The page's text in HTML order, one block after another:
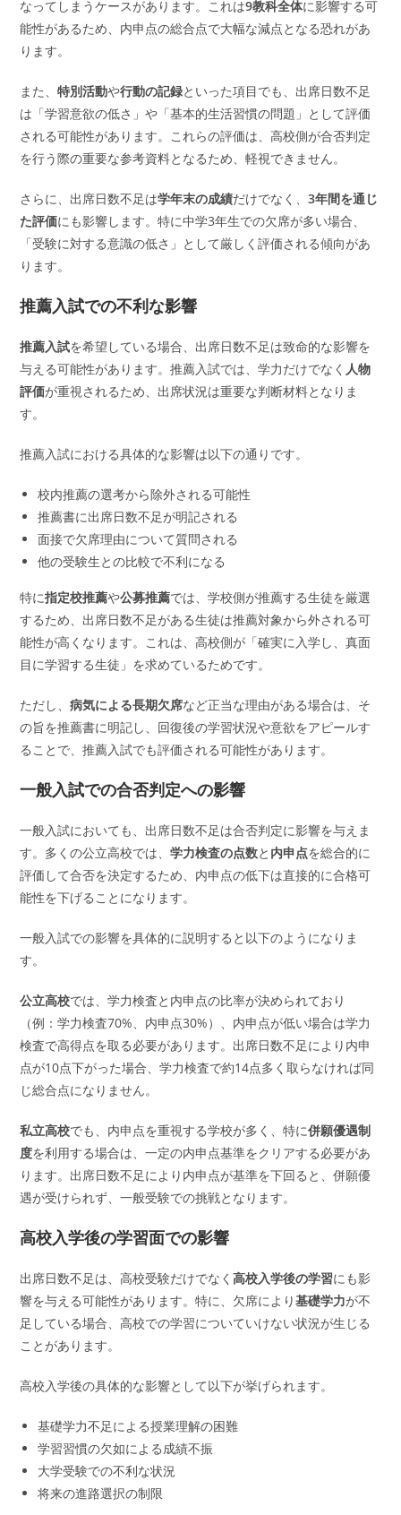
なってしまうケースがあります。これは9教科全体に影響する可
能性があるため、内申点の総合点で大幅な減点となる恐れがあ
ります。
また、特別活動や行動の記録といった項目でも、出席日数不足
は「学習意欲の低さ」や「基本的生活習慣の問題」として評価
される可能性があります。これらの評価は、高校側が合否判定
を行う際の重要な参考資料となるため、軽視できません。
さらに、出席日数不足は学年末の成績だけでなく、3年間を通じ
た評価にも影響します。特に中学3年生での欠席が多い場合、
「受験に対する意識の低さ」として厳しく評価される傾向があ
ります。
推薦入試での不利な影響
推薦入試を希望している場合、出席日数不足は致命的な影響を
与える可能性があります。推薦入試では、学力だけでなく 人物
評価が重視されるため、出席状況は重要な判断材料となりま
す。
推薦入試における具体的な影響は以下の通りです。
校内推薦の選考から除外される可能性
推薦書に出席日数不足が明記される
面接で欠席理由について質問される
他の受験生との比較で不利になる
特に指定校推薦や公募推薦では、学校側が推薦する生徒を厳選
するため、出席日数不足がある生徒は推薦対象から外される可
能性が高くなります。これは、高校側が「確実に入学し、真面
目に学習する生徒」を求めているためです。
ただし、病気による長期欠席など正当な理由がある場合は、そ
の旨を推薦書に明記し、回復後の学習状況や意欲をアピールす
ることで、推薦入試でも評価される可能性があります。
一般入試での合否判定への影響
一般入試においても、出席日数不足は合否判定に影響を与えま
す。多くの公立高校では、学力検査の点数と 内申点を総合的に
評価して合否を決定するため、内申点の低下は直接的に合格可
能性を下げることになります。
一般入試での影響を具体的に説明すると以下のようになりま
す。
公立高校では、学力検査と内申点の比率が決められており
（例：学力検査70%、内申点30%）、内申点が低い場合は学力
検査で高得点を取る必要があります。出席日数不足により内申
点が10点下がった場合、学力検査で約14点多く取らなければ同
じ総合点になりません。
私立高校でも、内申点を重視する学校が多く、特に併願優遇制
度を利用する場合は、一定の内申点基準をクリアする必要があ
ります。出席日数不足により内申点が基準を下回ると、併願優
遇が受けられず、一般受験での挑戦となります。
高校入学後の学習面での影響
出席日数不足は、高校受験だけでなく高校入学後の学習にも影
響を与える可能性があります。特に、欠席により基礎学力が不
足している場合、高校での学習についていけない状況が生じる
ことがあります。
高校入学後の具体的な影響として以下が挙げられます。
基礎学力不足による授業理解の困難
学習習慣の欠如による成績不振
大学受験での不利な状況
将来の進路選択の制限